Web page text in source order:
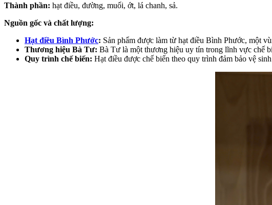
Thành phần: hạt điều, đường, muối, ớt, lá chanh, sả.
Nguồn gốc và chất lượng:
Hạt điều Bình Phước: Sản phẩm được làm từ hạt điều Bình Phước, một
Thương hiệu Bà Tư: Bà Tư là một thương hiệu uy tín trong lĩnh vực chế
Quy trình chế biến: Hạt điều được chế biến theo quy trình đảm bảo vệ